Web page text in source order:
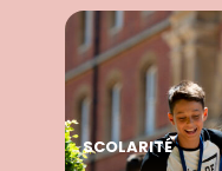
SCOLARITÉ